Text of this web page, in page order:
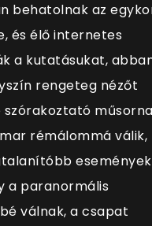
behatolnak az
és élő internetes
a kutatásukat,
rengeteg nézőt
szórakoztató
rémálommá válik,
események
a paranormális
válnak, a csapat